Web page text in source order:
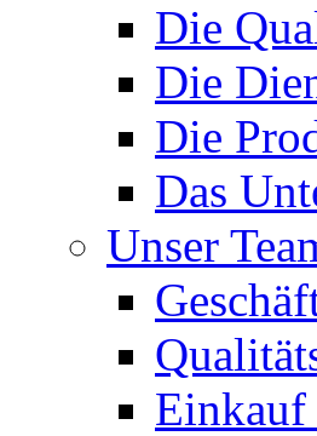
Die
Die
Die
Das
Unser